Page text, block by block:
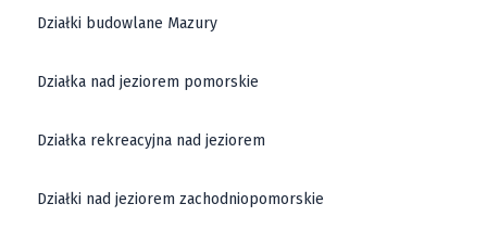
Działki budowlane Mazury
Działka nad jeziorem pomorskie
Działka rekreacyjna nad jeziorem
Działki nad jeziorem zachodniopomorskie